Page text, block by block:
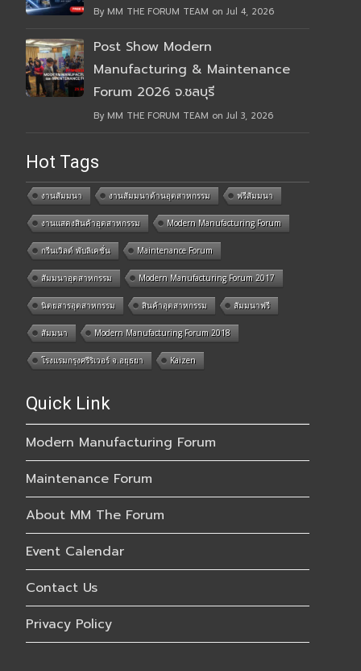
By MM THE FORUM TEAM on Jul 4, 2026
Post Show Modern
Manufacturing & Maintenance
Forum 2026 จ.ชลบุรี
By MM THE FORUM TEAM on Jul 3, 2026
Hot Tags
งานสัมมนา งานสัมมนาด้านอุตสาหกรรม ฟรีสัมมนา
งานแสดงสินค้าอุตสาหกรรม Modern Manufacturing Forum
กรีนเวิลด์ พับลิเคชั่น Maintenance Forum
สัมมนาอุตสาหกรรม Modern Manufacturing Forum 2017
นิตยสารอุตสาหกรรม สินค้าอุตสาหกรรม สัมมนาฟรี
สัมมนา Modern Manufacturing Forum 2018
โรงแรมกรุงศรีริเวอร์ จ.อยุธยา Kaizen
Quick Link
Modern Manufacturing Forum
Maintenance Forum
About MM The Forum
Event Calendar
Contact Us
Privacy Policy